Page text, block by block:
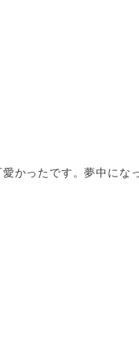
かったです。夢中にな